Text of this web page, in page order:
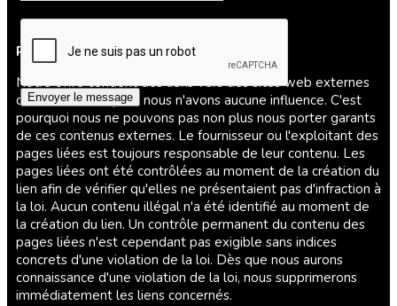
Responsabilité pour les liens
Notre offre contient des liens vers des sites web externes
de tiers, sur lesquels nous n'avons aucune influence. C'est
pourquoi nous ne pouvons pas non plus nous porter garants
de ces contenus externes. Le fournisseur ou l'exploitant des
pages liées est toujours responsable de leur contenu. Les
pages liées ont été contrôlées au moment de la création du
lien afin de vérifier qu'elles ne présentaient pas d'infraction à
la loi. Aucun contenu illégal n'a été identifié au moment de
la création du lien. Un contrôle permanent du contenu des
pages liées n'est cependant pas exigible sans indices
concrets d'une violation de la loi. Dès que nous aurons
connaissance d'une violation de la loi, nous supprimerons
immédiatement les liens concernés.
Envoyer le message